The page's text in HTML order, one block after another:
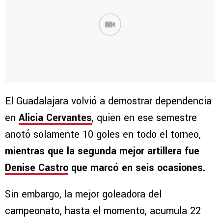
El Guadalajara volvió a demostrar dependencia
en Alicia Cervantes, quien en ese semestre
anotó solamente 10 goles en todo el torneo,
mientras que la segunda mejor artillera fue
Denise Castro que marcó en seis ocasiones.
Sin embargo, la mejor goleadora del
campeonato, hasta el momento, acumula 22